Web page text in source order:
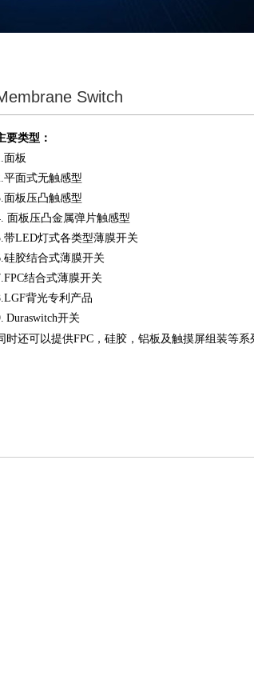
Switch
要类型：
面板
平面式无触感型
面板压凸触感型
面板压凸金属弹片触感型
带LED灯式各类型薄膜开关
硅胶结合式薄膜开关
结合式薄膜开关
背光专利产品
Duraswitch开关
时还可以提供FPC，硅胶，铝板及触摸屏组装等系